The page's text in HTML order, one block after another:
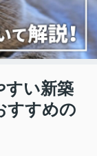
すい新築
すすめの